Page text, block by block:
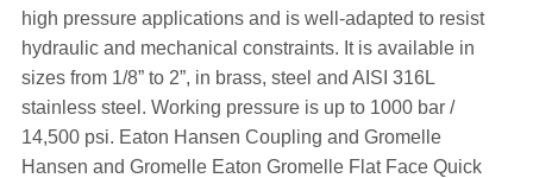
high pressure applications and is well-adapted to resist
hydraulic and mechanical constraints. It is available in
sizes from 1/8” to 2”, in brass, steel and AISI 316L
stainless steel. Working pressure is up to 1000 bar /
14,500 psi. Eaton Hansen Coupling and Gromelle
Hansen and Gromelle Eaton Gromelle Flat Face Quick